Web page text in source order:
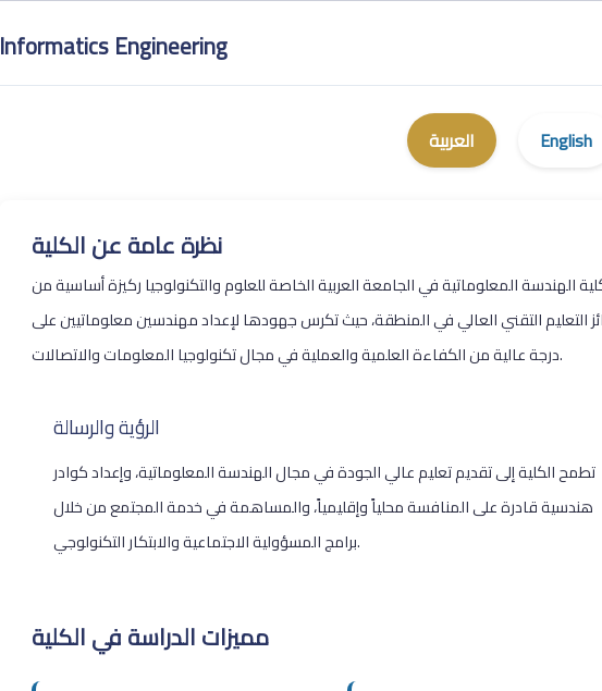
Informatics Engineering
العربية English
نظرة عامة عن الكلية
الهندسة المعلوماتية في الجامعة العربية الخاصة للعلوم والتكنولوجيا ركيزة أساسية من
التعليم التقني العالي في المنطقة، حيث تكرس جهودها لإعداد مهندسين معلوماتيين على
درجة عالية من الكفاءة العلمية والعملية في مجال تكنولوجيا المعلومات والاتصالات.
الرؤية والرسالة
تطمح الكلية إلى تقديم تعليم عالي الجودة في مجال الهندسة المعلوماتية، وإعداد كوادر
هندسية قادرة على المنافسة محلياً وإقليمياً، والمساهمة في خدمة المجتمع من خلال
برامج المسؤولية الاجتماعية والابتكار التكنولوجي.
مميزات الدراسة في الكلية